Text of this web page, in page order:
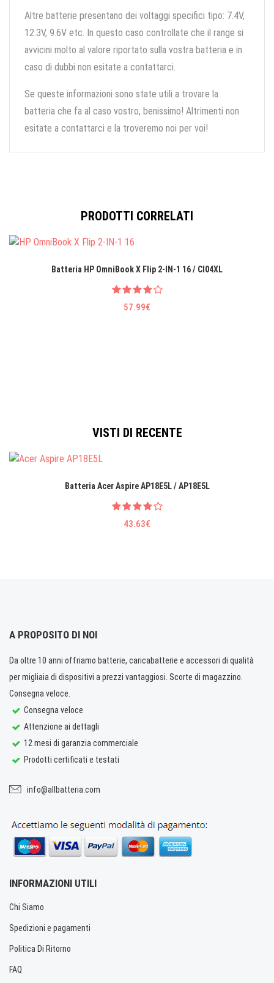
Altre batterie presentano dei voltaggi specifici tipo: 7.4V,
12.3V, 9.6V etc. In questo caso controllate che il range si
avvicini molto al valore riportato sulla vostra batteria e in
caso di dubbi non esitate a contattarci.
Se queste informazioni sono state utili a trovare la
batteria che fa al caso vostro, benissimo! Altrimenti non
esitate a contattarci e la troveremo noi per voi!
PRODOTTI CORRELATI
Batteria HP OmniBook X Flip 2-IN-1 16 / CI04XL
57.99€
VISTI DI RECENTE
Batteria Acer Aspire AP18E5L / AP18E5L
43.63€
A PROPOSITO DI NOI
Da oltre 10 anni offriamo batterie, caricabatterie e accessori di qualità
per migliaia di dispositivi a prezzi vantaggiosi. Scorte di magazzino.
Consegna veloce.
Consegna veloce
Attenzione ai dettagli
12 mesi di garanzia commerciale
Prodotti certificati e testati
info@allbatteria.com
INFORMAZIONI UTILI
Chi Siamo
Spedizioni e pagamenti
Politica Di Ritorno
FAQ